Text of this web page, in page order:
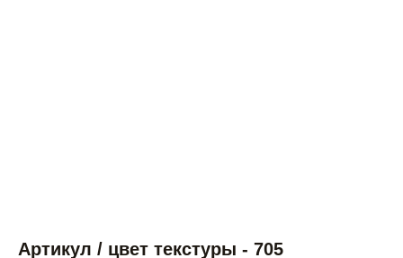
Артикул / цвет текстуры - 705